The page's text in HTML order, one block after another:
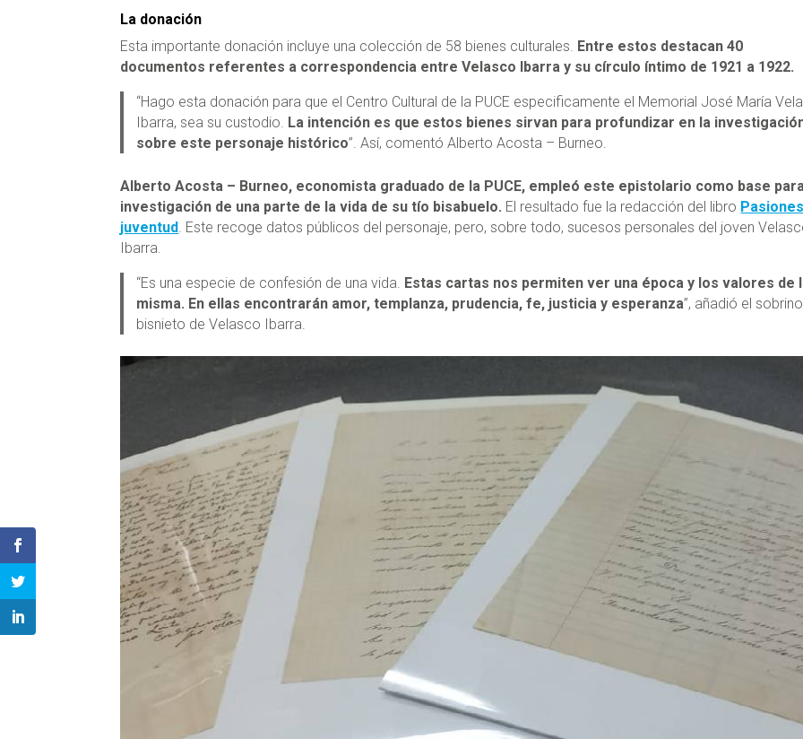
La donación
Esta importante donación incluye una colección de 58 bienes culturales. Entre estos destacan 40
documentos referentes a correspondencia entre Velasco Ibarra y su círculo íntimo de 1921 a 1922.
“Hago esta donación para que el Centro Cultural de la PUCE especificamente el Memorial José María
Ibarra, sea su custodio. La intención es que estos bienes sirvan para profundizar en la
sobre este personaje histórico”. Así, comentó Alberto Acosta – Burneo.
Alberto Acosta – Burneo, economista graduado de la PUCE, empleó este epistolario como base
investigación de una parte de la vida de su tío bisabuelo. El resultado fue la redacción del libro
juventud. Este recoge datos públicos del personaje, pero, sobre todo, sucesos personales del joven
Ibarra.
“Es una especie de confesión de una vida. Estas cartas nos permiten ver una época y los valores de
misma. En ellas encontrarán amor, templanza, prudencia, fe, justicia y esperanza”, añadió el sobrino
bisnieto de Velasco Ibarra.